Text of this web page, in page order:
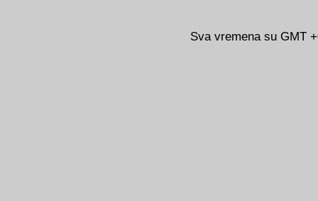
Sva vremena su GMT